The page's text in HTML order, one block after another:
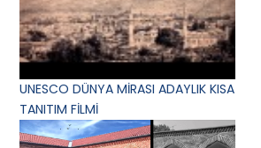
UNESCO DÜNYA MİRASI ADAYLIK KISA
TANITIM FİLMİ